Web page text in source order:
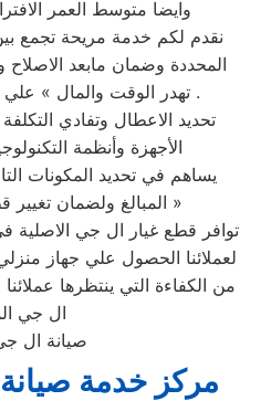
وايضا متوسط العمر
نقدم لكم خدمة مريحة تجمع
المحددة وضمان مابعد الاصلاح
تهدر الوقت والمال » علي رقم مركز صيانة ال جي .
تحديد الاعطال وتفادي
الأجهزة وأنظمة
يساهم في تحديد المكونات
المبالغ ولضمان تغيير قطع الغيار التالفة فقط »
توافر قطع غيار ال جي
لعملائنا الحصول علي جهاز
من الكفاءة التي ينتظرها
ال جي
صيانة ال
مركز خدمة